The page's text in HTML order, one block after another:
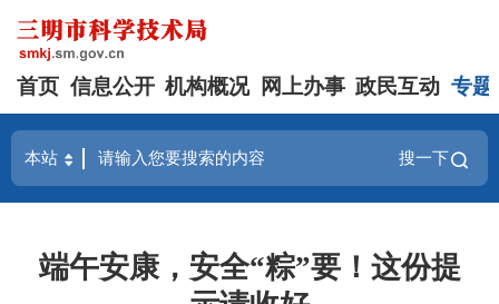
首页 信息公开 机构概况 网上办事 政民互动 专题
搜一下
端午安康，安全“粽”要！这份提